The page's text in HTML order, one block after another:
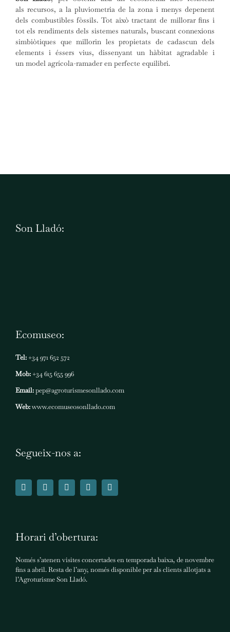
als recursos, a la pluviometria de la zona i menys depenent
dels combustibles fòssils. Tot això tractant de millorar fins i
tot els rendiments dels sistemes naturals, buscant connexions
simbiòtiques que millorin les propietats de cadascun dels
elements i éssers vius, dissenyant un hàbitat agradable i
un model agrícola-ramader en perfecte equilibri.
Son Lladó:
Ecomuseo:
Tel:+34 971 652 572
Mob:+34 615 655 996
Email:pep@agroturismesonllado.com
Web:www.ecomuseosonllado.com
Segueix-nos a:
Horari d’obertura:
Només s’atenen visites concertades en temporada baixa, de novembre
fins a abril. Resta de l’any, només disponible per als clients allotjats a
l’Agroturisme Son Lladó.